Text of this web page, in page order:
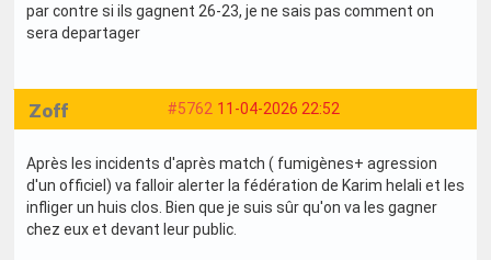
par contre si ils gagnent 26-23, je ne sais pas comment on
sera departager
#5762 11-04-2026 22:52
Zoff
Après les incidents d'après match ( fumigènes+ agression
d'un officiel) va falloir alerter la fédération de Karim helali et les
infliger un huis clos. Bien que je suis sûr qu'on va les gagner
chez eux et devant leur public.